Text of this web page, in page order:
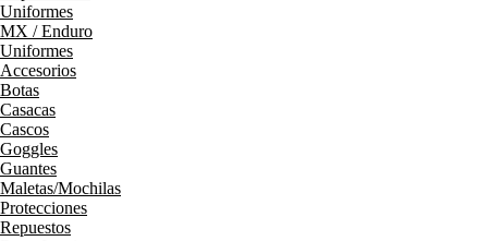
Uniformes
MX / Enduro
Uniformes
Accesorios
Botas
Casacas
Cascos
Goggles
Guantes
Maletas/Mochilas
Protecciones
Repuestos